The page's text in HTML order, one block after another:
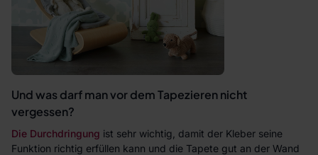
Und was darf man vor dem Tapezieren nicht
vergessen?
Die Durchdringung ist sehr wichtig, damit der Kleber seine
Funktion richtig erfüllen kann und die Tapete gut an der Wand